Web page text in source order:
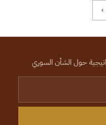
›
حول الشأن السوري